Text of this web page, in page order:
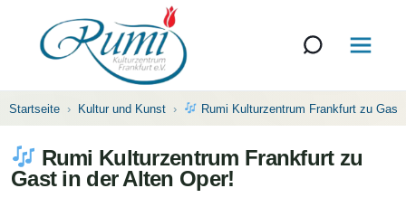
Startseite Kultur und Kunst Rumi Kulturzentrum Frankfurt zu Gast
Rumi Kulturzentrum Frankfurt zu
Gast in der Alten Oper!